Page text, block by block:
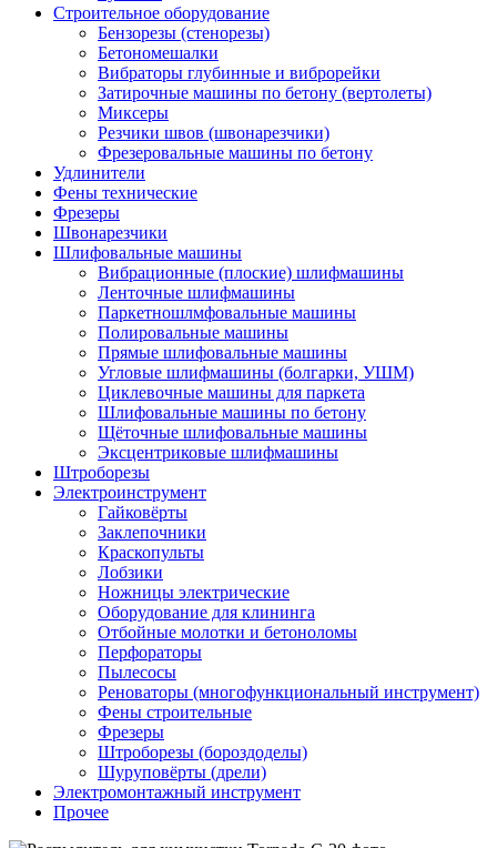
Строительное оборудование
Бензорезы (стенорезы)
Бетономешалки
Вибраторы глубинные и виброрейки
Затирочные машины по бетону (вертолеты)
Миксеры
Резчики швов (швонарезчики)
Фрезеровальные машины по бетону
Удлинители
Фены технические
Фрезеры
Швонарезчики
Шлифовальные машины
Вибрационные (плоские) шлифмашины
Ленточные шлифмашины
Паркетношлмфовальные машины
Полировальные машины
Прямые шлифовальные машины
Угловые шлифмашины (болгарки, УШМ)
Циклевочные машины для паркета
Шлифовальные машины по бетону
Щёточные шлифовальные машины
Эксцентриковые шлифмашины
Штроборезы
Электроинструмент
Гайковёрты
Заклепочники
Краскопульты
Лобзики
Ножницы электрические
Оборудование для клининга
Отбойные молотки и бетоноломы
Перфораторы
Пылесосы
Реноваторы (многофункциональный инструмент)
Фены строительные
Фрезеры
Штроборезы (бороздоделы)
Шуруповёрты (дрели)
Электромонтажный инструмент
Прочее